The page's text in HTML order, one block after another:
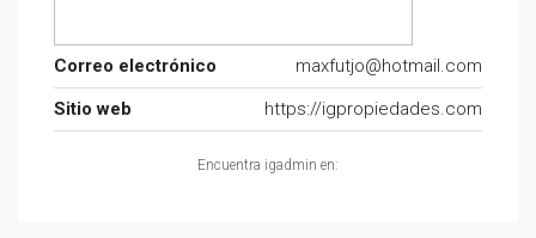
Correo electrónico
maxfutjo@hotmail.com
Sitio web
https://igpropiedades.com
Encuentra igadmin en: